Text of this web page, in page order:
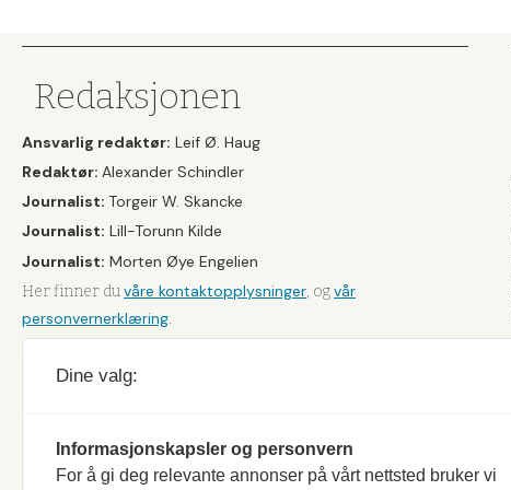
Fiske
Redaksjonen
Ansvarlig redaktør: Leif Ø. Haug
Redaktør: Alexander Schindler
Journalist: Torgeir W. Skancke
Journalist: Lill-Torunn Kilde
Journalist: Morten Øye Engelien
Her finner duvåre kontaktopplysninger, ogvår
personvernerklæring.
Dine valg:
Informasjonskapsler og personvern
For å gi deg relevante annonser på vårt nettsted bruker vi